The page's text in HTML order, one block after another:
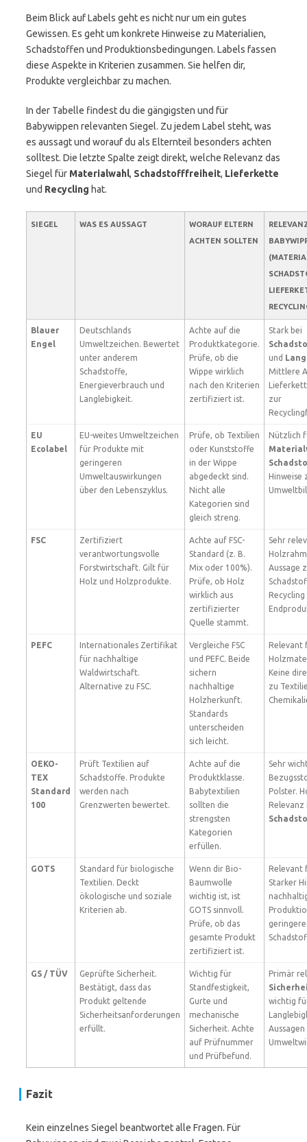
Beim Blick auf Labels geht es nicht nur um ein gutes
Gewissen. Es geht um konkrete Hinweise zu Materialien,
Schadstoffen und Produktionsbedingungen. Labels fassen
diese Aspekte in Kriterien zusammen. Sie helfen dir,
Produkte vergleichbar zu machen.
In der Tabelle findest du die gängigsten und für
Babywippen relevanten Siegel. Zu jedem Label steht, was
es aussagt und worauf du als Elternteil besonders achten
solltest. Die letzte Spalte zeigt direkt, welche Relevanz das
Siegel für Materialwahl, Schadstofffreiheit, Lieferkette
und Recycling hat.
SIEGEL WAS ES AUSSAGT
WORAUF ELTERN
ACHTEN SOLLTEN
Blauer
Engel
Deutschlands
Umweltzeichen. Bewertet
unter anderem
Schadstoffe,
Energieverbrauch und
Langlebigkeit.
Achte auf die
Produktkategorie.
Prüfe, ob die
Wippe wirklich
nach den Kriterien
zertifiziert ist.
Stark bei
und
Mittlere
zur
EU
Ecolabel
EU-weites Umweltzeichen
für Produkte mit
geringeren
Umweltauswirkungen
über den Lebenszyklus.
Prüfe, ob Textilien
oder Kunststoffe
in der Wippe
abgedeckt sind.
Nicht alle
Kategorien sind
gleich streng.
Nützlich
Hinweise
FSC
Zertifiziert
verantwortungsvolle
Forstwirtschaft. Gilt für
Holz und Holzprodukte.
Achte auf FSC-
Standard (z. B.
Mix oder 100%).
Prüfe, ob Holz
wirklich aus
zertifizierter
Quelle stammt.
Sehr
Aussage
Recycling
PEFC
Internationales Zertifikat
für nachhaltige
Waldwirtschaft.
Alternative zu FSC.
Vergleiche FSC
und PEFC. Beide
sichern
nachhaltige
Holzherkunft.
Standards
unterscheiden
sich leicht.
Relevant
Keine
zu
OEKO-
TEX
Standard
100
Prüft Textilien auf
Schadstoffe. Produkte
werden nach
Grenzwerten bewertet.
Achte auf die
Produktklasse.
Babytextilien
sollten die
strengsten
Kategorien
erfüllen.
Sehr
Polster.
Relevanz
GOTS
Standard für biologische
Textilien. Deckt
ökologische und soziale
Kriterien ab.
Wenn dir Bio-
Baumwolle
wichtig ist, ist
GOTS sinnvoll.
Prüfe, ob das
gesamte Produkt
zertifiziert ist.
Relevant
Starker
geringere
GS / TÜV
Geprüfte Sicherheit.
Bestätigt, dass das
Produkt geltende
Sicherheitsanforderungen
erfüllt.
Wichtig für
Standfestigkeit,
Gurte und
mechanische
Sicherheit. Achte
auf Prüfnummer
und Prüfbefund.
Primär
wichtig
Aussagen
Fazit
Kein einzelnes Siegel beantwortet alle Fragen. Für